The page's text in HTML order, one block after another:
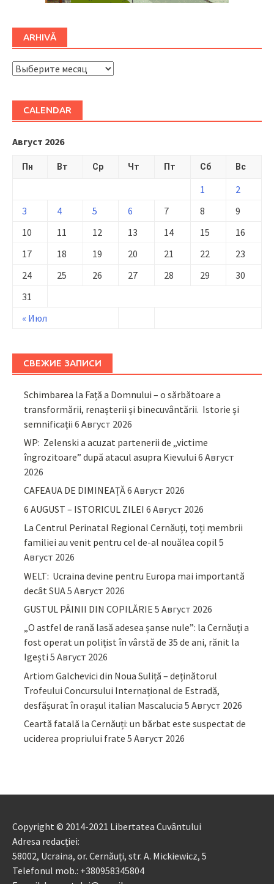
ARHIVĂ
ARHIVĂ
CALENDAR
Август 2026
Пн Вт Ср Чт Пт Сб Вс
« Июл
1
2
3
4 5 6 7 8
9
10
11 12 13 14 15
16
17
18 19 20 21 22
23
24
25 26 27 28 29
30
31
СВЕЖИЕ ЗАПИСИ
Schimbarea la Față a Domnului – o sărbătoare a
transformării, renașterii și binecuvântării. Istorie și
semnificații 6 Август 2026
WP: Zelenski a acuzat partenerii de „victime
îngrozitoare” după atacul asupra Kievului 6 Август
2026
CAFEAUA DE DIMINEAȚĂ6 Август 2026
6 AUGUST – ISTORICUL ZILEI 6 Август 2026
La Centrul Perinatal Regional Cernăuți, toți membrii
familiei au venit pentru cel de-al nouălea copil 5
Август 2026
WELT: Ucraina devine pentru Europa mai importantă
decât SUA5 Август 2026
GUSTUL PÂINII DIN COPILĂRIE 5 Август 2026
„O astfel de rană lasă adesea șanse nule”: la Cernăuți a
fost operat un polițist în vârstă de 35 de ani, rănit la
Igești 5 Август 2026
Artiom Galchevici din Noua Suliță – deținătorul
Trofeului Concursului Internațional de Estradă,
desfășurat în orașul italian Mascalucia 5 Август 2026
Ceartă fatală la Cernăuți: un bărbat este suspectat de
uciderea propriului frate 5 Август 2026
Copyright © 2014-2021 Libertatea Cuvântului
Adresa redacției:
58002, Ucraina, or. Cernăuți, str. A. Mickiewicz, 5
Telefonul mob.: +380958345804